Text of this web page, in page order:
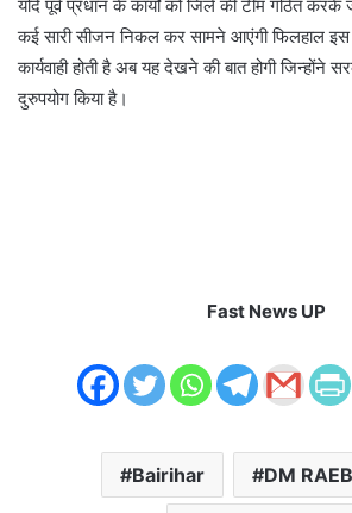
यदि पूर्व प्रधान के कार्यों को जिले की टीम गठित
कई सारी सीजन निकल कर सामने आएंगी फिलहाल इस
कार्यवाही होती है अब यह देखने की बात होगी जिन्होंने
दुरुपयोग किया है।
Fast News UP
Bairihar DM